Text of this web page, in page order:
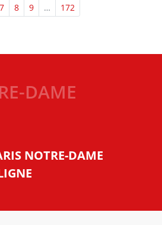
7 8 9 … 172
DAME
NOTRE-DAME